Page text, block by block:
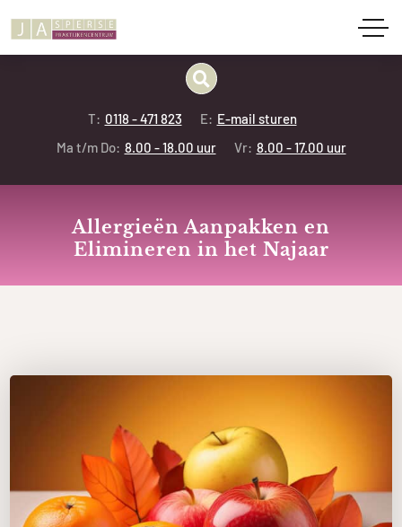
T: 0118 - 471 823 E: E-mail sturen
Ma t/m Do: 8.00 - 18.00 uur Vr: 8.00 - 17.00 uur
Allergieën Aanpakken en
Elimineren in het Najaar